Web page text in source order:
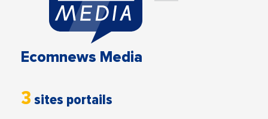
Ecomnews Media
3 sites portails